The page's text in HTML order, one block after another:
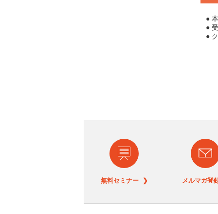
●
●
●
無料セミナー ❯ メルマガ